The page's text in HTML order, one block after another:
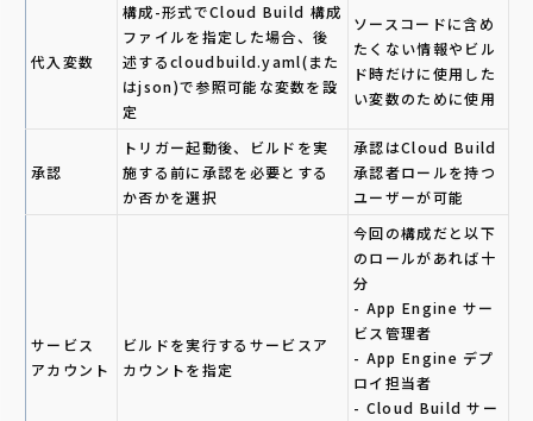
代入変数
構成-形式でCloud Build 構成
ファイルを指定した場合、後
述するcloudbuild.yaml(また
はjson)で参照可能な変数を設
定
ソースコードに含め
たくない情報やビル
ド時だけに使用した
い変数のために使用
承認
トリガー起動後、ビルドを実
施する前に承認を必要とする
か否かを選択
承認はCloud Build
承認者ロールを持つ
ユーザーが可能
サービス
アカウント
ビルドを実行するサービスア
カウントを指定
今回の構成だと以下
のロールがあれば十
分
- App Engine サー
ビス管理者
- App Engine デプ
ロイ担当者
- Cloud Build サー